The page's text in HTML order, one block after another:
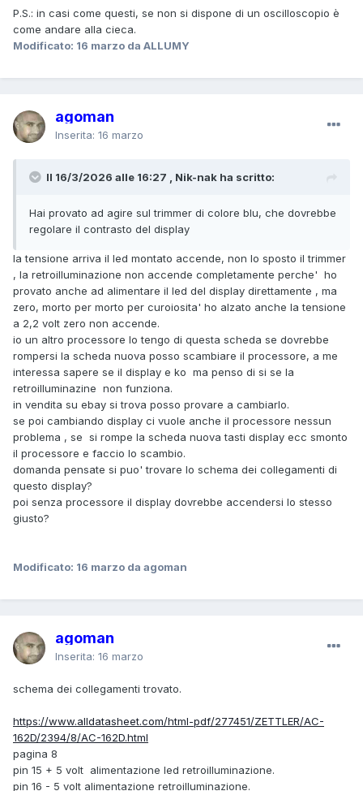
P.S.: in casi come questi, se non si dispone di un oscilloscopio è
come andare alla cieca.
Modificato: 16 marzo da ALLUMY
agoman
Inserita: 16 marzo
Il 16/3/2026 alle 16:27 , Nik-nak ha scritto:
Hai provato ad agire sul trimmer di colore blu, che dovrebbe
regolare il contrasto del display
la tensione arriva il led montato accende, non lo sposto il trimmer
, la retroilluminazione non accende completamente perche' ho
provato anche ad alimentare il led del display direttamente , ma
zero, morto per morto per curoiosita' ho alzato anche la tensione
a 2,2 volt zero non accende.
io un altro processore lo tengo di questa scheda se dovrebbe
rompersi la scheda nuova posso scambiare il processore, a me
interessa sapere se il display e ko ma penso di si se la
retroilluminazine non funziona.
in vendita su ebay si trova posso provare a cambiarlo.
se poi cambiando display ci vuole anche il processore nessun
problema , se si rompe la scheda nuova tasti display ecc smonto
il processore e faccio lo scambio.
domanda pensate si puo' trovare lo schema dei collegamenti di
questo display?
poi senza processore il display dovrebbe accendersi lo stesso
giusto?
Modificato: 16 marzo da agoman
agoman
Inserita: 16 marzo
schema dei collegamenti trovato.
https://www.alldatasheet.com/html-pdf/277451/ZETTLER/AC-
162D/2394/8/AC-162D.html
pagina 8
pin 15 + 5 volt alimentazione led retroilluminazione.
pin 16 - 5 volt alimentazione retroilluminazione.